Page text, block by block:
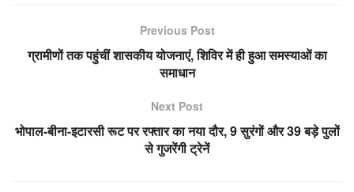
Previous Post
ग्रामीणों तक पहुंचीं शासकीय योजनाएं, शिविर में ही हुआ समस्याओं का
समाधान
Next Post
भोपाल-बीना-इटारसी रूट पर रफ्तार का नया दौर, 9 सुरंगों और 39 बड़े पुलों
से गुजरेंगी ट्रेनें